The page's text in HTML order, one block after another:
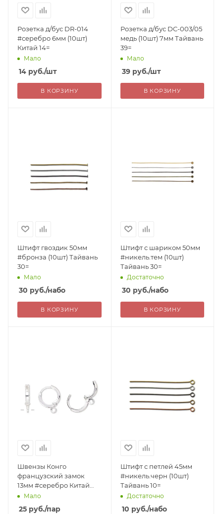
Розетка д/бус DR-014
#серебро 6мм (10шт)
Китай 14=
Мало
14 руб./шт
В КОРЗИНУ
Розетка д/бус DC-003/05
медь (10шт) 7мм Тайвань
39=
Мало
39руб./шт
В КОРЗИНУ
Штифт гвоздик 50мм
#бронза (10шт) Тайвань
30=
Мало
30 руб./набо
В КОРЗИНУ
Штифт с шариком 50мм
#никель.тем (10шт)
Тайвань 30=
Достаточно
30 руб./набо
В КОРЗИНУ
Швензы Конго
французский замок
13мм #серебро Китай
(пара) 25=
Мало
25 руб./пар
Штифт с петлей 45мм
#никель.черн (10шт)
Тайвань 10=
Достаточно
10 руб./набо